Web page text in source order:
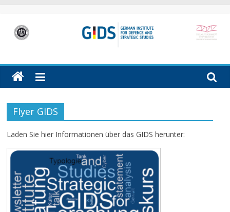
contentGIDS
German
Institute
Defence
and
Strategic
(GIDS)
Hamburg
Flyer GIDS
Laden Sie hier Informationen über das GIDS herunter: